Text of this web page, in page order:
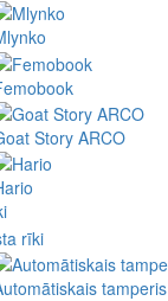
Story ARCO
tamperis